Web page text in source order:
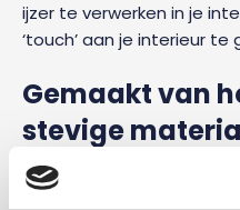
ijzer te verwerken in je
‘touch’ aan je interieur te
Gemaakt van
stevige
In de basis vervult een